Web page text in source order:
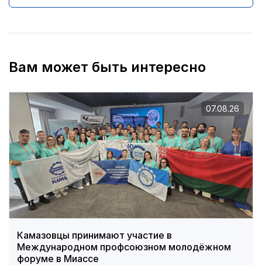
Вам может быть интересно
Камазовцы принимают участие в
Международном профсоюзном молодёжном
форуме в Миассе
07.08.26